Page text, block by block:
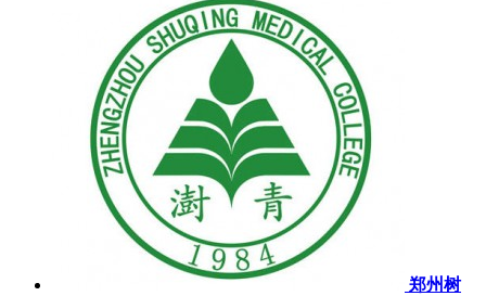
郑州树